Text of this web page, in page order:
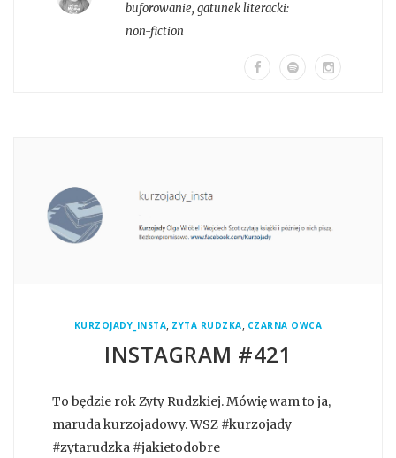
buforowanie, gatunek literacki:
non-fiction
KURZOJADY_INSTA, ZYTA RUDZKA, CZARNA OWCA
INSTAGRAM #421
To będzie rok Zyty Rudzkiej. Mówię wam to ja,
maruda kurzojadowy. WSZ #kurzojady
#zytarudzka #jakietodobre